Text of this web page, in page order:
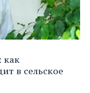
как
в сельское